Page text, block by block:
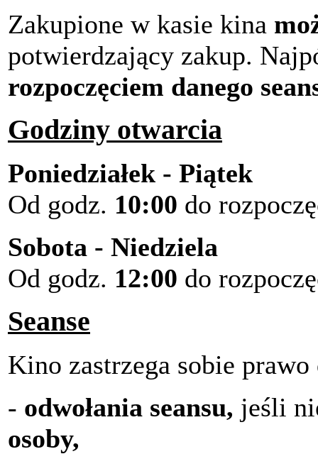
Zakupione w kasie kina
potwierdzający zakup.
rozpoczęciem danego
Godziny otwarcia
Poniedziałek - Piątek
Od godz. 10:00 do
Sobota - Niedziela
Od godz. 12:00 do
Seanse
Kino zastrzega sobie prawo
- odwołania seansu, jeśli
osoby,